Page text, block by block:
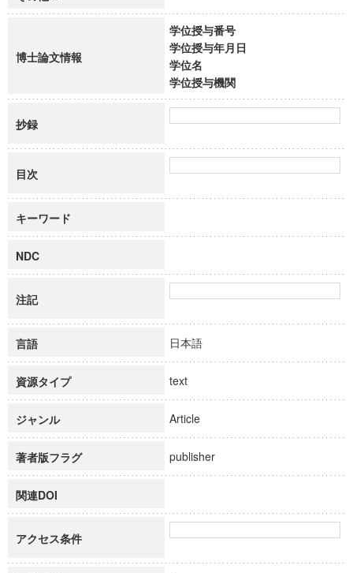
博士論文情報
学位授与番号
学位授与年月日
学位名
学位授与機関
抄録
目次
キーワード
NDC
注記
言語 日本語
資源タイプ text
ジャンル Article
著者版フラグ publisher
関連DOI
アクセス条件